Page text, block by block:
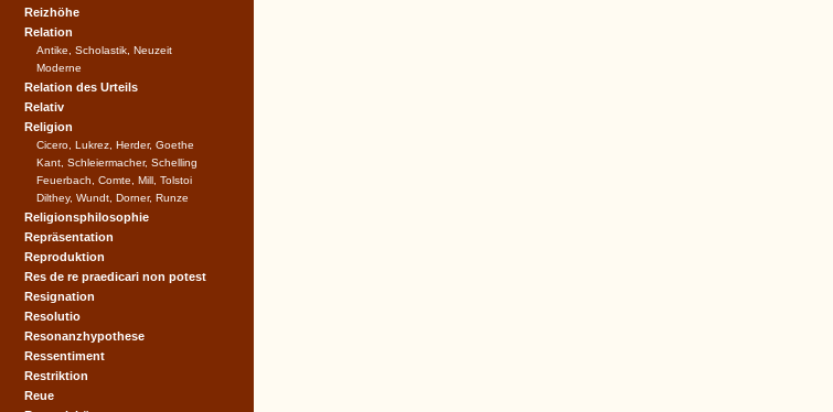
Reizhöhe
Relation
Antike, Scholastik, Neuzeit
Moderne
Relation des Urteils
Relativ
Religion
Cicero, Lukrez, Herder, Goethe
Kant, Schleiermacher, Schelling
Feuerbach, Comte, Mill, Tolstoi
Dilthey, Wundt, Dorner, Runze
Religionsphilosophie
Repräsentation
Reproduktion
Res de re praedicari non potest
Resignation
Resolutio
Resonanzhypothese
Ressentiment
Restriktion
Reue